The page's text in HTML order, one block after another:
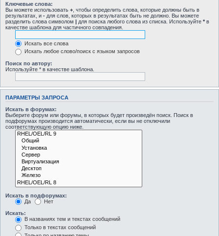
Ключевые слова:
Вы можете использовать + , чтобы определить слова, которые должны быть в
результатах, и - для слов, которых в результатах быть не должно. Вы можете
разделить слова символом | для поиска любого слова из списка. Используйте * в
качестве шаблона для частичного совпадения.
Искать все слова
Искать любое слово/поиск с языком запросов
Поиск по автору:
Используйте * в качестве шаблона.
ПАРАМЕТРЫ ЗАПРОСА
Искать в форумах:
Выберите форум или форумы, в которых будет произведён поиск. Поиск в
подфорумах производится автоматически, если вы не отключили
соответствующую опцию ниже.
Искать в подфорумах:
Да
Нет
Искать:
В названиях тем и текстах сообщений
Только в текстах сообщений